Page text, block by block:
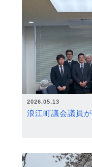
2026.05.13
浪江町議会議員